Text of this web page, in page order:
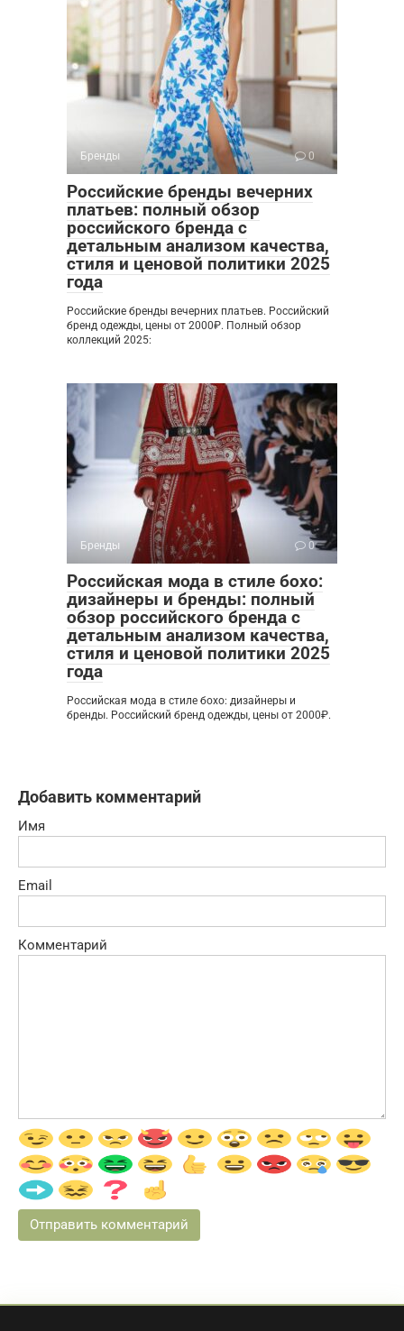
Бренды 0
Российские бренды вечерних
платьев: полный обзор
российского бренда с
детальным анализом качества,
стиля и ценовой политики 2025
года
Российские бренды вечерних платьев. Российский
бренд одежды, цены от 2000₽. Полный обзор
коллекций 2025:
Бренды 0
Российская мода в стиле бохо:
дизайнеры и бренды: полный
обзор российского бренда с
детальным анализом качества,
стиля и ценовой политики 2025
года
Российская мода в стиле бохо: дизайнеры и
бренды. Российский бренд одежды, цены от 2000₽.
Добавить комментарий
Имя
Email
Комментарий